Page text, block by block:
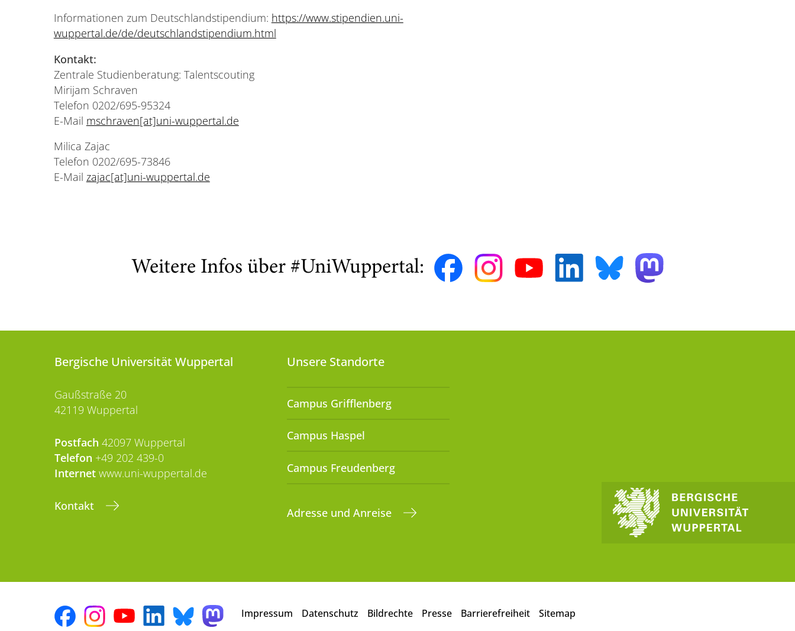
Informationen zum Deutschlandstipendium: https://www.stipendien.uni-
wuppertal.de/de/deutschlandstipendium.html
Kontakt:
Zentrale Studienberatung: Talentscouting
Mirijam Schraven
Telefon 0202/695-95324
E-Mail mschraven[at]uni-wuppertal.de
Milica Zajac
Telefon 0202/695-73846
E-Mail zajac[at]uni-wuppertal.de
Weitere Infos über #UniWuppertal:
Bergische Universität Wuppertal
Gaußstraße 20
42119 Wuppertal
Postfach 42097 Wuppertal
Telefon +49 202 439-0
Internet www.uni-wuppertal.de
Kontakt
Unsere Standorte
Campus Grifflenberg
Campus Haspel
Campus Freudenberg
Adresse und Anreise
Impressum Datenschutz Bildrechte Presse Barrierefreiheit Sitemap